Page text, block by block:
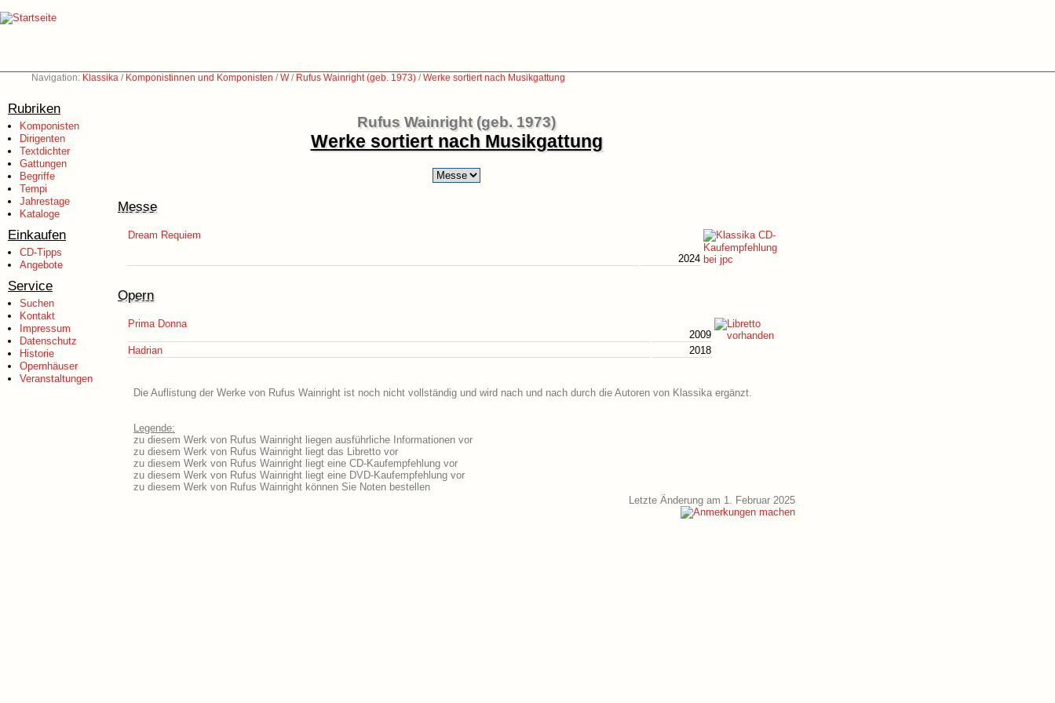
Navigation: Klassika / Komponistinnen und Komponisten /W/ Rufus Wainright (geb. 1973) /Werke sortiert nach Musikgattung
Rubriken
Komponisten
Dirigenten
Textdichter
Gattungen
Begriffe
Tempi
Jahrestage
Kataloge
Einkaufen
CD-Tipps
Angebote
Service
Suchen
Kontakt
Impressum
Datenschutz
Historie
Opernhäuser
Veranstaltungen
Rufus Wainright (geb. 1973)
Werke sortiert nach Musikgattung
Messe
Dream Requiem
2024
Opern
Prima Donna
2009
Hadrian
2018
Die Auflistung der Werke von Rufus Wainright ist noch nicht vollständig und wird nach und nach durch die Autoren von Klassika ergänzt.
Legende:
zu diesem Werk von Rufus Wainright liegen ausführliche Informationen vor
zu diesem Werk von Rufus Wainright liegt das Libretto vor
zu diesem Werk von Rufus Wainright liegt eine CD-Kaufempfehlung vor
zu diesem Werk von Rufus Wainright liegt eine DVD-Kaufempfehlung vor
zu diesem Werk von Rufus Wainright können Sie Noten bestellen
Letzte Änderung am 1. Februar 2025